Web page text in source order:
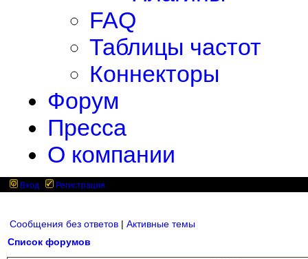
FAQ
Таблицы частот
Коннекторы
Форум
Пресса
О компании
Вход Регистрация
Сообщения без ответов | Активные темы
Список форумов